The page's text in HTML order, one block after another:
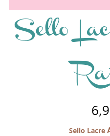
Sello
Sello Lacre